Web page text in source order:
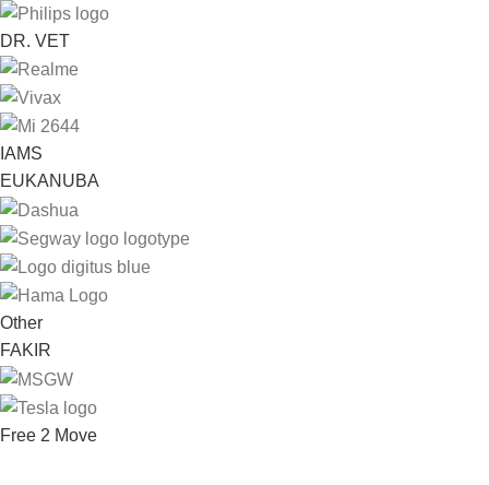
DR. VET
IAMS
EUKANUBA
Other
FAKIR
Free 2 Move